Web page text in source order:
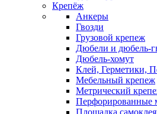
Крепёж
Анкеры
Гвозди
Грузовой крепеж
Дюбели и дюбель-
Дюбель-хомут
Клей, Герметики,
Мебельный крепеж
Метрический
Перфорированные
Площадка